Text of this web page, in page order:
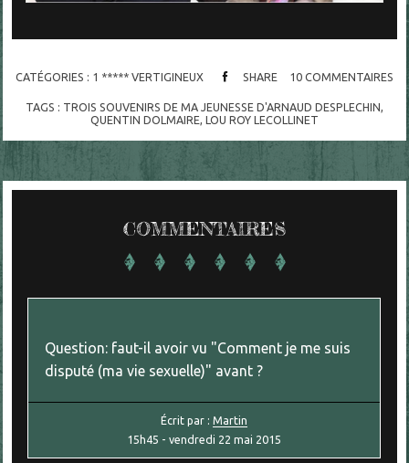
CATÉGORIES : 1 ***** VERTIGINEUX SHARE 10 COMMENTAIRES
TAGS : TROIS SOUVENIRS DE MA JEUNESSE D'ARNAUD DESPLECHIN
QUENTIN DOLMAIRE LOU ROY LECOLLINET
COMMENTAIRES
Question: faut-il avoir vu "Comment je me suis
disputé (ma vie sexuelle)" avant ?
Écrit par :Martin
15h45 -vendredi 22 mai 2015